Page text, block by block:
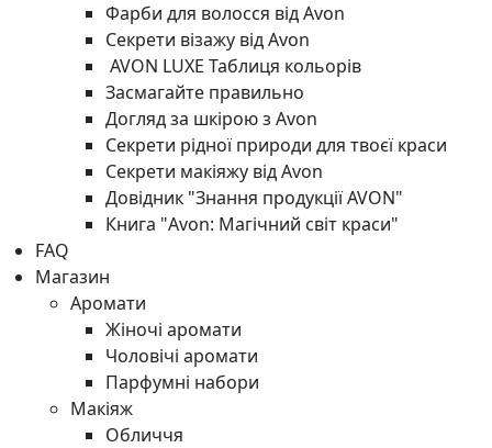
Фарби для волосся від Avon
Секрети візажу від Avon
AVON LUXE Таблиця кольорів
Засмагайте правильно
Догляд за шкірою з Avon
Секрети рідної природи для твоєї краси
Секрети макіяжу від Avon
Довідник "Знання продукції AVON"
Книга "Avon: Магічний світ краси"
FAQ
Магазин
Аромати
Жіночі аромати
Чоловічі аромати
Парфумні набори
Макіяж
Обличчя